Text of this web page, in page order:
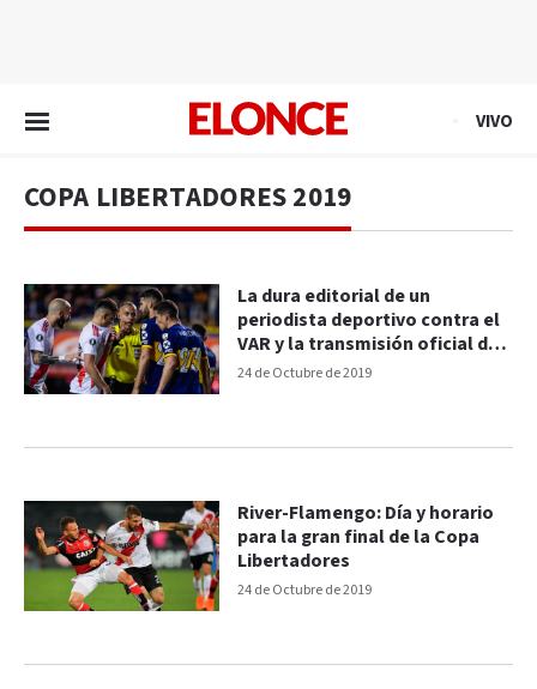
VIVO
COPA LIBERTADORES 2019
24 de Octubre de 2019
La dura editorial de un
periodista deportivo contra el
VAR y la transmisión oficial del
Superclásico
24 de Octubre de 2019
River-Flamengo: Día y horario
para la gran final de la Copa
Libertadores